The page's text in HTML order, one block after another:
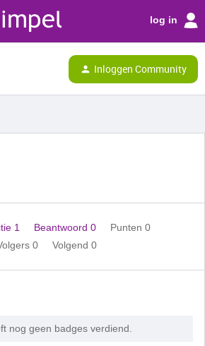
log in
Inloggen Community
1 Beantwoord 0
Punten 0
0 Volgend 0
nog geen badges verdiend.